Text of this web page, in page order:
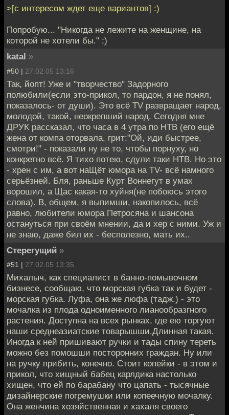
>[с интересом ждет еще вариантов] :)
Попробую... "Никогда не лежите на женщине, на
которой не хотели бы." ;)
katal »
#50 | 27.02.05 13:16
Так, йопт! Уже и "творчество" Задорного
полюбили(если это-прикол, то пардон, я не понял,
показалось- от души). Это всё TV развращает народ,
молодой, такой, неокрепший народ. Сегодня мне
ДРУК рассказал, что часа в 4 утра по НТВ (его ещё
жена от компа оторвала, грит:"Ой, иди быстрее,
смотри!" - показали ну не то, чтобы порнуху, но
конкретно всё. Я тихо потею, сдули таки НТВ. Но это
- хрен с им, а вот наЩёт юмора на TV- всё намного
серьёзней. Бля, раньше Курт Воннегут в умах
ворошил, а Щас какая-то хуйня(не побоюсь этого
слова). В, общем, я выпимши, накопилось, всё
равно, любители юмора Петросяна и шансона
остануться при своём мнении, да и хер с ними. Уж и
не знаю, даже бил их - бесполезно, мать их..
Стерегущий »
#51 | 27.02.05 13:35
Михалыч, как специалист в банно-помывочном
бизнесе, сообщаю, что морская губка так и будет -
морская губка. Луфа, она же люфа (тадж.) - это
мочалка из плода одноименного лианообразгного
растения. Доступна на всех рынках, где ею торгуют
наши среднеазиатские товарышши.Длинная такая.
Иногда к ней пришивают ручки и тады спину тереть
можно без помошши посторонних граждан. Ну или
на ручку прибить, конечно. Стоит копейки - в этом и
прикол, что хищный бабец карлдика настолько
хищен, что ей по барабану что цапать - тысячные
дизайнерские погремушки или копеечную мочалку.
Она женчина хозяйственная и хахаля своего